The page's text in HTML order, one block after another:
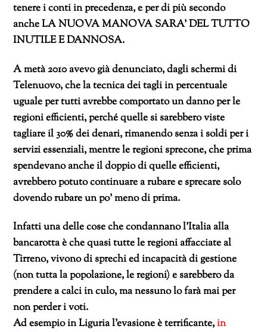
tenere i conti in precedenza, e per di più secondo
anche LA NUOVA MANOVA SARA’ DEL TUTTO
INUTILE E DANNOSA.
A metà 2010 avevo già denunciato, dagli schermi di
Telenuovo, che la tecnica dei tagli in percentuale
uguale per tutti avrebbe comportato un danno per le
regioni efficienti, perché quelle si sarebbero viste
tagliare il 30% dei denari, rimanendo senza i soldi per i
servizi essenziali, mentre le regioni sprecone, che prima
spendevano anche il doppio di quelle efficienti,
avrebbero potuto continuare a rubare e sprecare solo
dovendo rubare un po’ meno di prima.
Infatti una delle cose che condannano l’Italia alla
bancarotta è che quasi tutte le regioni affacciate al
Tirreno, vivono di sprechi ed incapacità di gestione
(non tutta la popolazione, le regioni) e sarebbero da
prendere a calci in culo, ma nessuno lo farà mai per
non perder i voti.
Ad esempio in Liguria l’evasione è terrificante,in